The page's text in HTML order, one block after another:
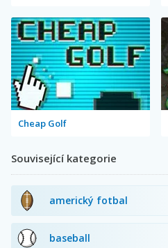
Cheap Golf
Související kategorie
americký fotbal
baseball